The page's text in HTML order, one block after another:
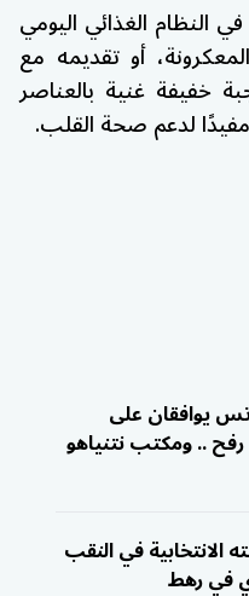
النظام الغذائي اليومي
أو تقديمه مع
خفيفة غنية بالعناصر
لدعم صحة القلب.
يوافقان على
.. ومكتب نتنياهو
الانتخابية في النقب
في رهط